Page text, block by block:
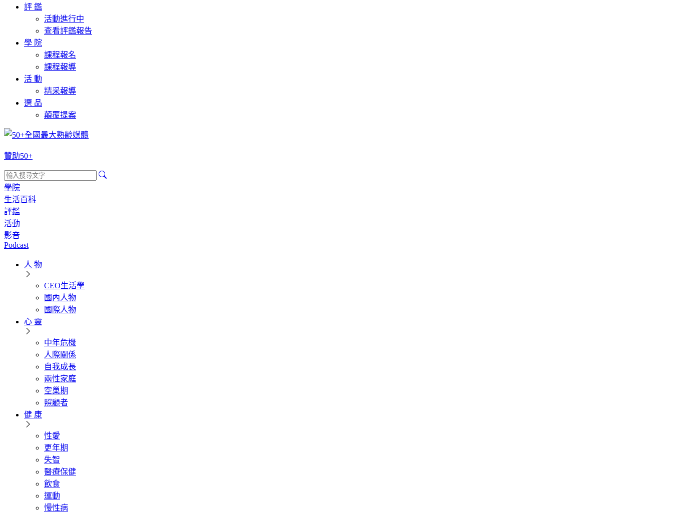
評 鑑
活動進行中
查看評鑑報告
學 院
課程報名
課程報導
活 動
精采報導
選 品
顛覆提案
贊助50+
學院
生活百科
評鑑
活動
影音
Podcast
人 物
CEO生活學
國內人物
國際人物
心 靈
中年危機
人際關係
自我成長
兩性家庭
空巢期
照顧者
健 康
性愛
更年期
失智
醫療保健
飲食
運動
慢性病